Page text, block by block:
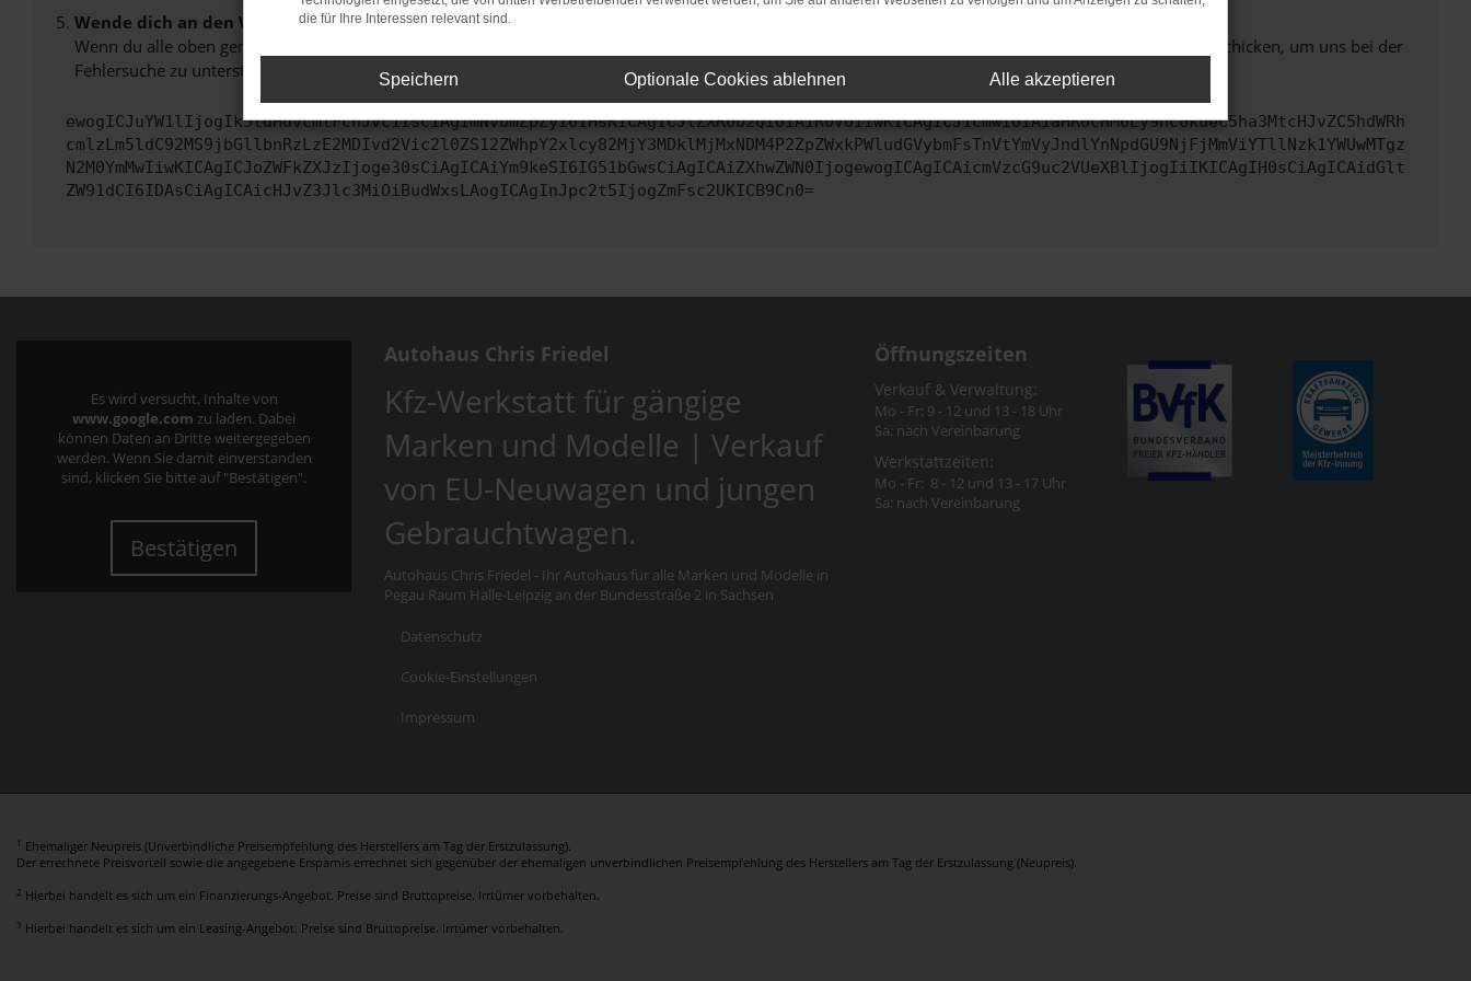
Wende dich an den Webseitenbetreiber.
Wenn du alle oben genannten Schritte versucht hast, kontaktiere uns bitte. Wir werden versuchen, das Problem zu beheben. Du kannst uns diesen Text schicken, um uns bei der
Fehlersuche zu unterstützen:
ewogICJuYW1lIjogIk5ldHdvcmtFcnJvciIsCiAgImNvbmZpZyI6IHsKICAgICJtZXRob2QiOiAiR0VUIiwKICAgICJ1cmwiOiAiaHR0cHM6Ly9hcGkueC5ha3MtcHJvZC5hdWRh
cmlzLm5ldC92MS9jbGllbnRzLzE2MDIvd2Vic2l0ZS12ZWhpY2xlcy82MjY3MDklMjMxNDM4P2ZpZWxkPWludGVybmFsTnVtYmVyJndlYnNpdGU9NjFjMmViYTllNzk1YWUwMTgz
N2M0YmMwIiwKICAgICJoZWFkZXJzIjoge30sCiAgICAiYm9keSI6IG51bGwsCiAgICAiZXhwZWN0IjogewogICAgICAicmVzcG9uc2VUeXBlIjogIiIKICAgIH0sCiAgICAidGlt
ZW91dCI6IDAsCiAgICAicHJvZ3Jlc3MiOiBudWxsLAogICAgInJpc2t5IjogZmFsc2UKICB9Cn0=
Es wird versucht, Inhalte von
www.google.com zu laden. Dabei
können Daten an Dritte weitergegeben
werden. Wenn Sie damit einverstanden
sind, klicken Sie bitte auf "Bestätigen".
Bestätigen
Autohaus Chris Friedel
Kfz-Werkstatt für gängige
Marken und Modelle | Verkauf
von EU-Neuwagen und jungen
Gebrauchtwagen.
Autohaus Chris Friedel - Ihr Autohaus für alle Marken und Modelle in
Pegau Raum Halle-Leipzig an der Bundesstraße 2 in Sachsen
Datenschutz
Cookie-Einstellungen
Impressum
Öffnungszeiten
Verkauf & Verwaltung:
Mo - Fr: 9 - 12 und 13 - 18 Uhr
Sa: nach Vereinbarung
Werkstattzeiten:
Mo - Fr: 8 - 12 und 13 - 17 Uhr
Sa: nach Vereinbarung
1 Ehemaliger Neupreis (Unverbindliche Preisempfehlung des Herstellers am Tag der Erstzulassung).
Der errechnete Preisvorteil sowie die angegebene Ersparnis errechnet sich gegenüber der ehemaligen unverbindlichen Preisempfehlung des Herstellers am Tag der Erstzulassung (Neupreis).
2 Hierbei handelt es sich um ein Finanzierungs-Angebot. Preise sind Bruttopreise. Irrtümer vorbehalten.
3 Hierbei handelt es sich um ein Leasing-Angebot. Preise sind Bruttopreise. Irrtümer vorbehalten.
die für Ihre Interessen relevant sind.
Speichern Optionale Cookies ablehnen Alle akzeptieren